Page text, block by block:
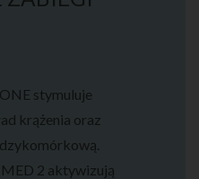
stymuluje
krążenia oraz
2 aktywizują